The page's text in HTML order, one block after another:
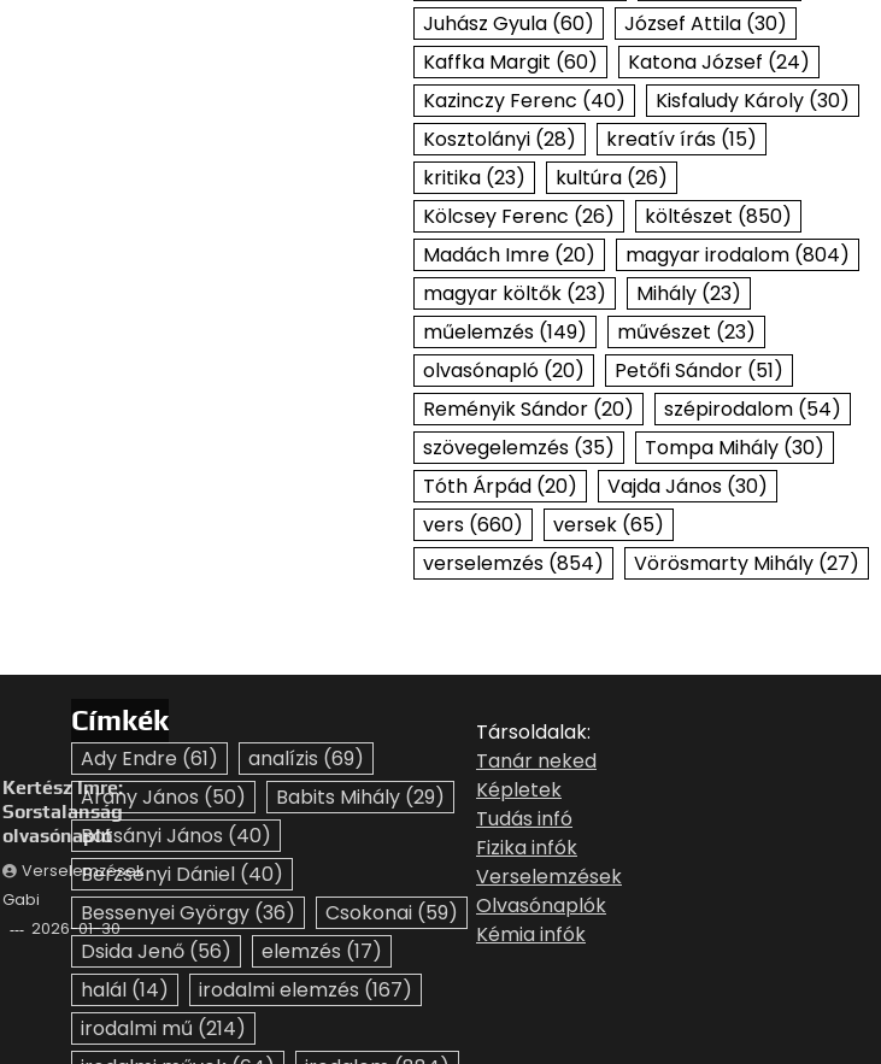
Juhász Gyula(60) József Attila(30)
Kaffka Margit (60) Katona József (24)
Kazinczy Ferenc (40) Kisfaludy Károly(30)
Kosztolányi(28) kreatív írás(15)
kritika(23) kultúra(26)
Kölcsey Ferenc (26) költészet (850)
Madách Imre(20) magyar irodalom(804)
magyar költők(23) Mihály(23)
műelemzés(149) művészet (23)
olvasónapló(20) Petőfi Sándor(51)
Reményik Sándor(20) szépirodalom(54)
szövegelemzés(35) Tompa Mihály(30)
Tóth Árpád(20) Vajda János(30)
vers(660) versek(65)
verselemzés(854) Vörösmarty Mihály(27)
Kertész Imre:
Sorstalanság
olvasónapló
Verselemzések
Gabi
2026-01-30
Címkék
Ady Endre (61) analízis (69)
Arany János (50) Babits Mihály (29)
Batsányi János (40)
Berzsenyi Dániel (40)
Bessenyei György (36) Csokonai (59)
Dsida Jenő (56) elemzés (17)
halál (14) irodalmi elemzés (167)
irodalmi mű (214)
Társoldalak:
Tanár neked
Képletek
Tudás infó
Fizika infók
Verselemzések
Olvasónaplók
Kémia infók